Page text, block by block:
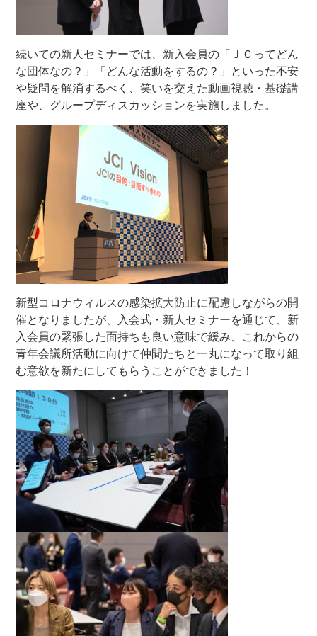
続いての新人セミナーでは、新入会員の「ＪＣってどん
な団体なの？」「どんな活動をするの？」といった不安
や疑問を解消するべく、笑いを交えた動画視聴・基礎講
座や、グループディスカッションを実施しました。
新型コロナウィルスの感染拡大防止に配慮しながらの開
催となりましたが、入会式・新人セミナーを通じて、新
入会員の緊張した面持ちも良い意味で緩み、これからの
青年会議所活動に向けて仲間たちと一丸になって取り組
む意欲を新たにしてもらうことができました！